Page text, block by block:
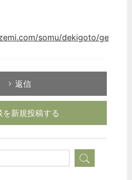
somu/dekigoto/ge
返信
を新規投稿する